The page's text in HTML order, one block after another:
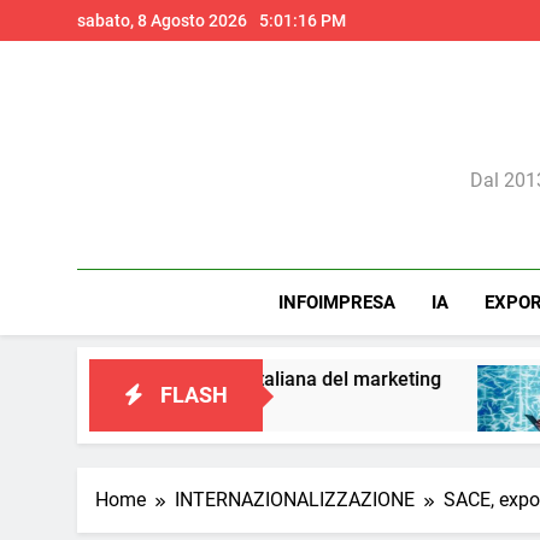
to
sabato, 8 Agosto 2026 5:01:18 PM
Il
Dal
INFOIMPRESA IA
FLASH
italiana del marketing Perché
Home INTERNAZIONALIZZAZIONE SACE,